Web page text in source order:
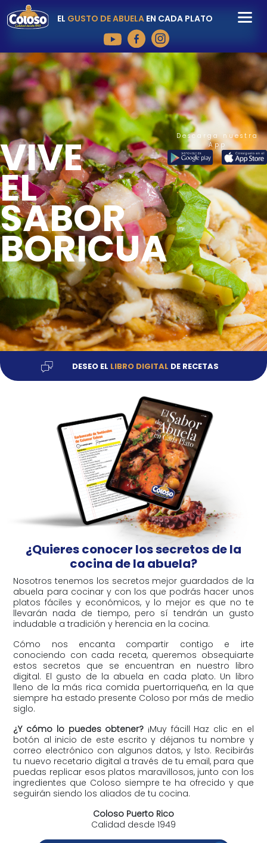
EL GUSTO DE ABUELAEN CADA PLATO
VIVE
EL
SABOR
BORICUA
Descarga nuestra
App
DESEO EL LIBRO DIGITAL DE RECETAS
¿Quieres conocer los secretos de la
cocina de la abuela?
Nosotros tenemos los secretos mejor guardados de la
abuela para cocinar y con los que podrás hacer unos
platos fáciles y económicos, y lo mejor es que no te
llevarán nada de tiempo, pero sí tendrán un gusto
indudable a tradición y herencia en la cocina.
Cómo nos encanta compartir contigo e irte
conociendo con cada receta, queremos obsequiarte
estos secretos que se encuentran en nuestro libro
digital. El gusto de la abuela en cada plato. Un libro
lleno de la más rica comida puertorriqueña, en la que
siempre ha estado presente Coloso por más de medio
siglo.
¿Y cómo lo puedes obtener? ¡Muy fácill Haz clic en el
botón al inicio de este escrito y déjanos tu nombre y
correo electrónico con algunos datos, y lsto. Recibirás
tu nuevo recetario digital a través de tu email, para que
puedas replicar esos platos maravillosos, junto con los
ingredientes que Coloso siempre te ha ofrecido y que
seguirán siendo los aliados de tu cocina.
Coloso Puerto Rico
Calidad desde 1949